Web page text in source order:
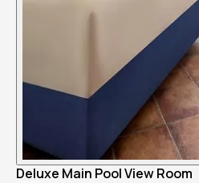
Deluxe Main Pool View Room